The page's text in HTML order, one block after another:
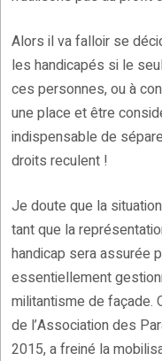
Alors il va falloir se
les handicapés si le
ces personnes, ou à
une place et être
indispensable de
droits reculent !
Je doute que la
tant que la
handicap sera assurée
essentiellement
militantisme de façade.
de l’Association des
2015, a freiné la